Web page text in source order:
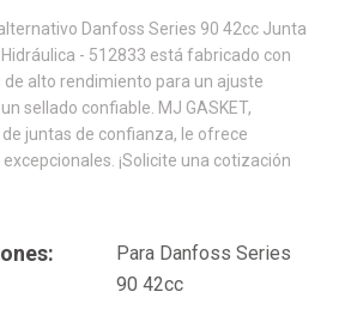
Danfoss Series 90 42cc Junta
- 512833 está fabricado con
alto rendimiento para un ajuste
sellado confiable. MJ GASKET,
juntas de confianza, le ofrece
¡Solicite una cotización
Para Danfoss Series
90 42cc